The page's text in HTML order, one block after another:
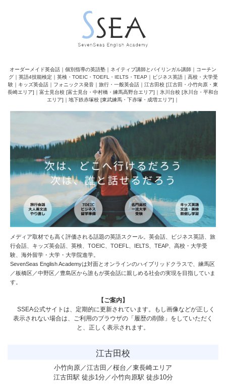
オーダーメイド英会話｜個別指導の英語塾｜ネイティブ講師とバイリンガル講師｜コーチン
グ｜英語4技能検定｜英検・TOEIC・TOEFL・IELTS・TEAP｜ビジネス英語｜高校・大学受
験｜キッズ英会話｜フォニックス発音｜旅行・一般英会話｜江古田校 [江古田・小竹向原・東
長崎エリア]｜富士見台校 [富士見台・中村橋・練馬高野台エリア]｜氷川台校 [氷川台・平和台
エリア]｜地下鉄赤塚校 [東武練馬・下赤塚・成増エリア]｜
メディア取材でも高く評価される話題の英語スクール。英会話、ビジネス英語、旅
行会話、キッズ英会話、英検、TOEIC、TOEFL、IELTS、TEAP、高校・大学受
験、海外留学・大学・大学院進学。
SevenSeas English Academyは対面とオンラインのハイブリッドクラスで、練馬区
／板橋区／中野区／豊島区から誰もが英会話に親しめる社会の実現を目指していま
す。
【ご案内】
SSEA公式サイトは、定期的に更新されています。もし画像などが正しく
表示されない場合は、ご利用のブラウザの「履歴の削除」をしていただく
と、正しく表示されます。
江古田校
小竹向原／江古田／桜台／東長崎エリア
江古田駅 徒歩1分／小竹向原駅 徒歩10分